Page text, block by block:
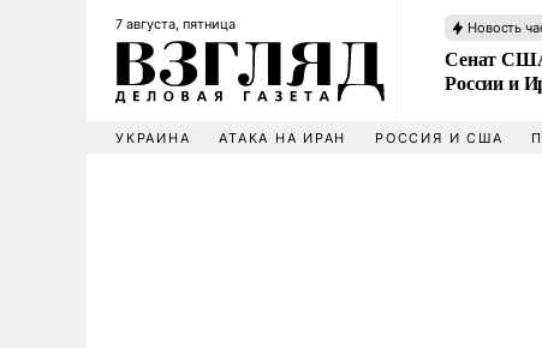
7 августа, пятница Новость
Сенат США
России и
УКРАИНА АТАКА НА ИРАН РОССИЯ И США